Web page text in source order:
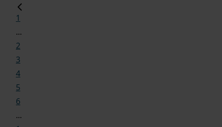
1
...
2
3
4
5
6
...